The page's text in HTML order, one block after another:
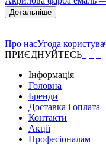
Детальніше
Про насУгода
ПРИЄДНУЙТЕСЬ
Інформація
Головна
Бренди
Доставка і оплата
Контакти
Акції
Професіоналам